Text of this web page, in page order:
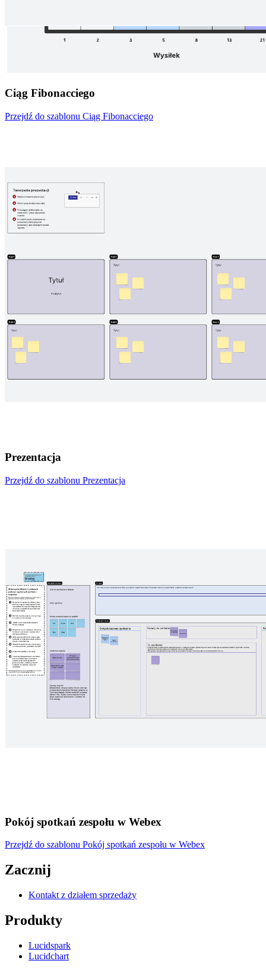
Ciąg Fibonacciego
Przejdź do szablonu Ciąg Fibonacciego
Prezentacja
Przejdź do szablonu Prezentacja
Pokój spotkań zespołu w Webex
Przejdź do szablonu Pokój spotkań zespołu w Webex
Zacznij
Kontakt z działem sprzedaży
Produkty
Lucidspark
Lucidchart